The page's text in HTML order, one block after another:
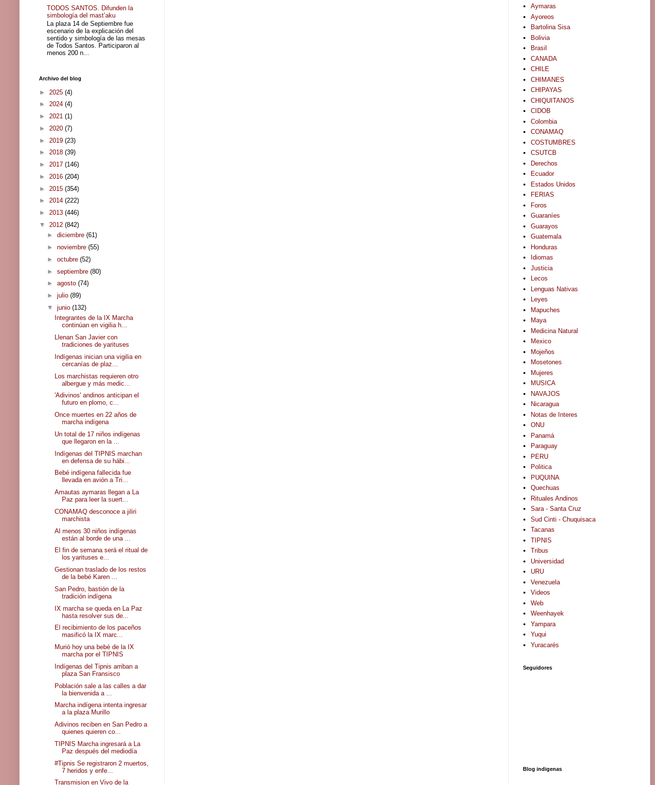
TODOS SANTOS. Difunden la
simbología del mast’aku
La plaza 14 de Septiembre fue
escenario de la explicación del
sentido y simbología de las mesas
de Todos Santos. Participaron al
menos 200 n...
Archivo del blog
► 2025 (4)
► 2024 (4)
► 2021 (1)
► 2020 (7)
► 2019 (23)
► 2018 (39)
► 2017 (146)
► 2016 (204)
► 2015 (354)
► 2014 (222)
► 2013 (446)
▼ 2012 (842)
► diciembre (61)
► noviembre (55)
► octubre (52)
► septiembre (80)
► agosto (74)
► julio (89)
▼ junio (132)
Integrantes de la IX Marcha
continúan en vigilia h...
Llenan San Javier con
tradiciones de yarituses
Indígenas inician una vigilia en
cercanías de plaz...
Los marchistas requieren otro
albergue y más medic...
'Adivinos' andinos anticipan el
futuro en plomo, c...
Once muertes en 22 años de
marcha indígena
Un total de 17 niños indígenas
que llegaron en la ...
Indígenas del TIPNIS marchan
en defensa de su hábi...
Bebé indígena fallecida fue
llevada en avión a Tri...
Amautas aymaras llegan a La
Paz para leer la suert...
CONAMAQ desconoce a jiliri
marchista
Al menos 30 niños indígenas
están al borde de una ...
El fin de semana será el ritual de
los yarituses e...
Gestionan traslado de los restos
de la bebé Karen ...
San Pedro, bastión de la
tradición indígena
IX marcha se queda en La Paz
hasta resolver sus de...
El recibimiento de los paceños
masificó la IX marc...
Murió hoy una bebé de la IX
marcha por el TIPNIS
Indígenas del Tipnis arriban a
plaza San Fransisco
Población sale a las calles a dar
la bienvenida a ...
Marcha indígena intenta ingresar
a la plaza Murillo
Adivinos reciben en San Pedro a
quienes quieren co...
TIPNIS Marcha ingresará a La
Paz después del mediodía
#Tipnis Se registraron 2 muertos,
7 heridos y enfe...
Transmision en Vivo de la
Aymaras
Ayoreos
Bartolina Sisa
Bolivia
Brasil
CANADA
CHILE
CHIMANES
CHIPAYAS
CHIQUITANOS
CIDOB
Colombia
CONAMAQ
COSTUMBRES
CSUTCB
Derechos
Ecuador
Estados Unidos
FERIAS
Foros
Guaraníes
Guarayos
Guatemala
Honduras
Idiomas
Justicia
Lecos
Lenguas Nativas
Leyes
Mapuches
Maya
Medicina Natural
Mexico
Mojeños
Mosetones
Mujeres
MUSICA
NAVAJOS
Nicaragua
Notas de Interes
ONU
Panamá
Paraguay
PERU
Politica
PUQUINA
Quechuas
Rituales Andinos
Sara - Santa Cruz
Sud Cinti - Chuquisaca
Tacanas
TIPNIS
Tribus
Universidad
URU
Venezuela
Videos
Web
Weenhayek
Yampara
Yuqui
Yuracarés
Seguidores
Blog indigenas